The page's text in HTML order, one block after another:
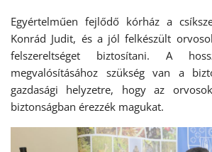
Egyértelműen fejlődő kórház a
Konrád Judit, és a jól felkészült
felszereltséget biztosítani. A
megvalósításához szükség van a
gazdasági helyzetre, hogy az
biztonságban érezzék magukat.